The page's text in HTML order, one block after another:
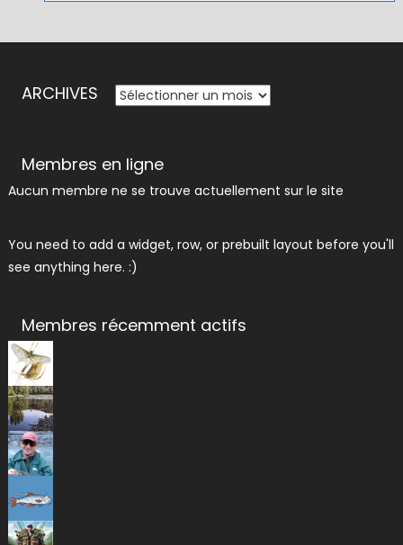
ARCHIVES ARCHIVES
Membres en ligne
Aucun membre ne se trouve actuellement sur le site
You need to add a widget, row, or prebuilt layout before you'll
see anything here. :)
Membres récemment actifs